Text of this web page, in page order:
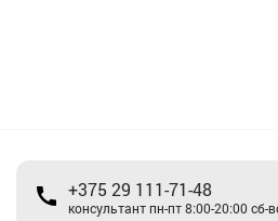
+375 29 111-71-48
консультант пн-пт 8:00-20:00 сб-